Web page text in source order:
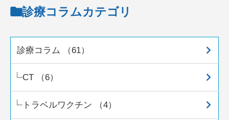
診療コラムカテゴリ
診療コラム （61）
CT （6）
トラベルワクチン （4）